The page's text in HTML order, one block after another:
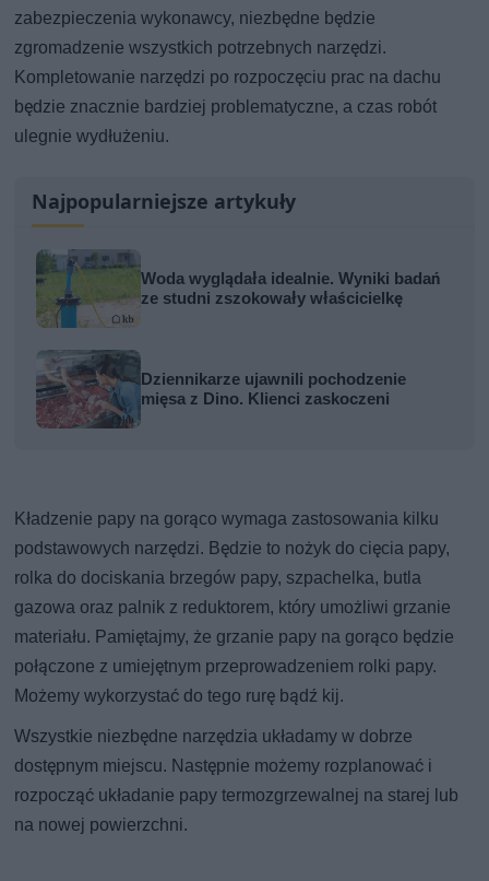
zabezpieczenia wykonawcy, niezbędne będzie
zgromadzenie wszystkich potrzebnych narzędzi.
Kompletowanie narzędzi po rozpoczęciu prac na dachu
będzie znacznie bardziej problematyczne, a czas robót
ulegnie wydłużeniu.
Najpopularniejsze artykuły
Woda wyglądała idealnie. Wyniki badań
ze studni zszokowały właścicielkę
Dziennikarze ujawnili pochodzenie
mięsa z Dino. Klienci zaskoczeni
Kładzenie papy na gorąco wymaga zastosowania kilku
podstawowych narzędzi. Będzie to nożyk do cięcia papy,
rolka do dociskania brzegów papy, szpachelka, butla
gazowa oraz palnik z reduktorem, który umożliwi grzanie
materiału. Pamiętajmy, że grzanie papy na gorąco będzie
połączone z umiejętnym przeprowadzeniem rolki papy.
Możemy wykorzystać do tego rurę bądź kij.
Wszystkie niezbędne narzędzia układamy w dobrze
dostępnym miejscu. Następnie możemy rozplanować i
rozpocząć układanie papy termozgrzewalnej na starej lub
na nowej powierzchni.